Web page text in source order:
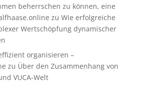
beherrschen zu können, eine
zu Wie erfolgreiche
Wertschöpfung dynamischer
organisieren –
zu Über den Zusammenhang von
VUCA-Welt